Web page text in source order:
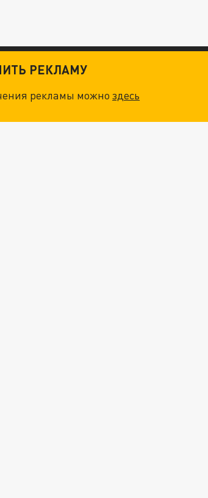
РЕКЛАМУ
рекламы можноздесь